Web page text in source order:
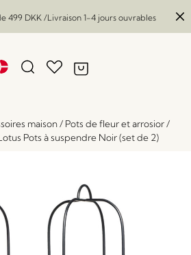
499 DKK /Livraison 1-4 jours ouvrables
maison/ Pots de fleur et arrosior/
Pots à suspendre Noir (set de 2)